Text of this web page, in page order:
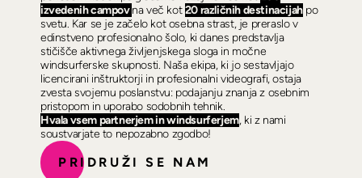
izvedenih campovna več kot20 različnih destinacijahpo
svetu. Kar se je začelo kot osebna strast, je preraslo v
edinstveno profesionalno šolo, ki danes predstavlja
stičišče aktivnega življenjskega sloga in močne
windsurferske skupnosti. Naša ekipa, ki jo sestavljajo
licencirani inštruktorji in profesionalni videografi, ostaja
zvesta svojemu poslanstvu: podajanju znanja z osebnim
pristopom in uporabo sodobnih tehnik.
Hvala vsem partnerjem in windsurferjem, ki z nami
soustvarjate to nepozabno zgodbo!
PRIDRUŽI SE NAM